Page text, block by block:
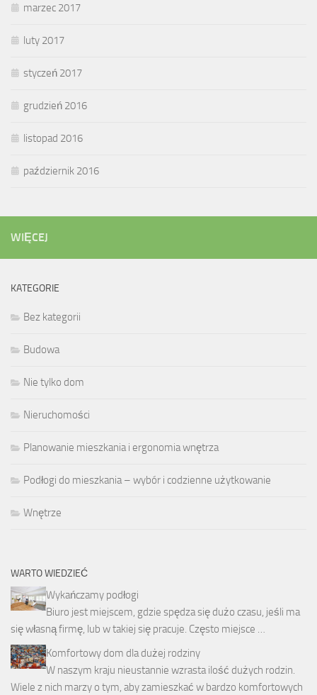
marzec 2017
luty 2017
styczeń 2017
grudzień 2016
listopad 2016
październik 2016
WIĘCEJ
KATEGORIE
Bez kategorii
Budowa
Nie tylko dom
Nieruchomości
Planowanie mieszkania i ergonomia wnętrza
Podłogi do mieszkania – wybór i codzienne użytkowanie
Wnętrze
WARTO WIEDZIEĆ
Wykańczamy podłogi
Biuro jest miejscem, gdzie spędza się dużo czasu, jeśli ma
się własną firmę, lub w takiej się pracuje. Często miejsce …
Komfortowy dom dla dużej rodziny
W naszym kraju nieustannie wzrasta ilość dużych rodzin.
Wiele z nich marzy o tym, aby zamieszkać w bardzo komfortowych